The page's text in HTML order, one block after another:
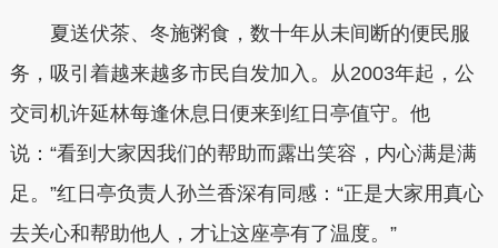
夏送伏茶、冬施粥食，数十年从未间断的便民服
务，吸引着越来越多市民自发加入。从2003年起，公
交司机许延林每逢休息日便来到红日亭值守。他
说：“看到大家因我们的帮助而露出笑容，内心满是满
足。”红日亭负责人孙兰香深有同感：“正是大家用真心
去关心和帮助他人，才让这座亭有了温度。”